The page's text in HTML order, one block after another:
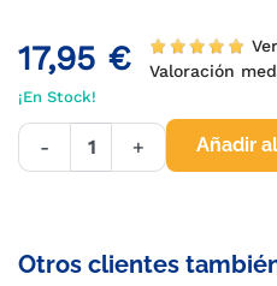
17,95 €
Valoración
¡En Stock!
- + Añadir
Otros clientes